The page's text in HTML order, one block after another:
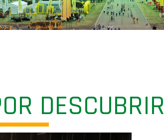
DESCUBRIR